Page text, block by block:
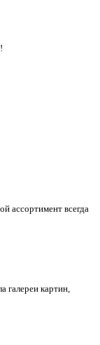
ассортимент всегда
галереи картин,